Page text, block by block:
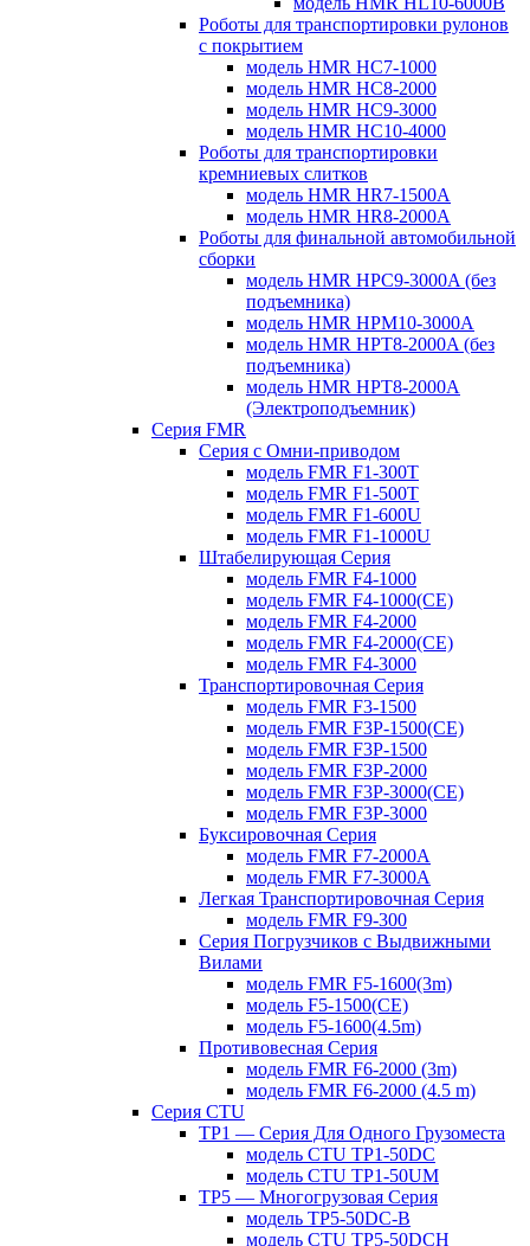
Роботы для транспортировки рулонов
с покрытием
модель HMR HC7-1000
модель HMR HC8-2000
модель HMR HC9-3000
модель HMR HC10-4000
Роботы для транспортировки
кремниевых слитков
модель HMR HR7-1500A
модель HMR HR8-2000A
Роботы для финальной автомобильной
сборки
модель HMR HPC9-3000A (без
подъемника)
модель HMR HPM10-3000A
модель HMR HPT8-2000A (без
подъемника)
модель HMR HPT8-2000A
(Электроподъемник)
Серия FMR
Серия с Омни-приводом
модель FMR F1-300T
модель FMR F1-500T
модель FMR F1-600U
модель FMR F1-1000U
Штабелирующая Серия
модель FMR F4-1000
модель FMR F4-1000(CE)
модель FMR F4-2000
модель FMR F4-2000(CE)
модель FMR F4-3000
Транспортировочная Серия
модель FMR F3-1500
модель FMR F3P-1500(CE)
модель FMR F3P-1500
модель FMR F3P-2000
модель FMR F3P-3000(CE)
модель FMR F3P-3000
Буксировочная Серия
модель FMR F7-2000A
модель FMR F7-3000A
Легкая Транспортировочная Серия
модель FMR F9-300
Серия Погрузчиков с Выдвижными
Вилами
модель FMR F5-1600(3m)
модель F5-1500(CE)
модель F5-1600(4.5m)
Противовесная Cерия
модель FMR F6-2000 (3m)
модель FMR F6-2000 (4.5 m)
Серия CTU
TP1 — Серия Для Одного Грузоместа
модель CTU TP1-50DC
модель CTU TP1-50UM
TP5 — Многогрузовая Серия
модель TP5-50DC-B
модель CTU TP5-50DCH